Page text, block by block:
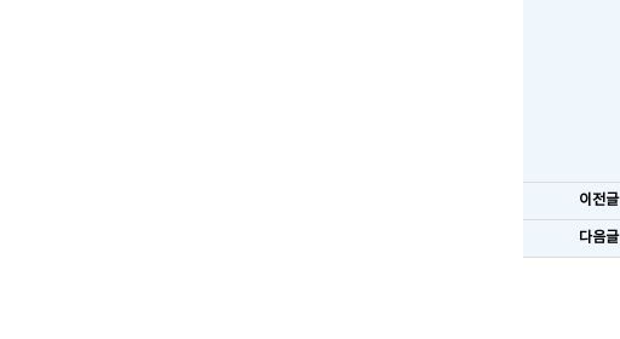
이전글
다음글